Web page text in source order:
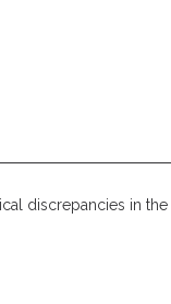
discrepancies in